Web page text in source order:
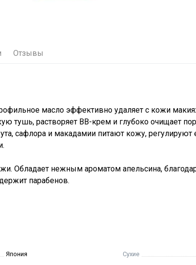
Отзывы
масло эффективно удаляет с кожи
тушь, растворяет ВВ-крем и глубоко очищает
сафлора и макадамии питают кожу,
Обладает нежным ароматом апельсина,
парабенов.
Япония Сухие